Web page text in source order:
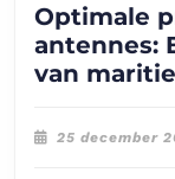
Optimale
antennes:
van
25 december